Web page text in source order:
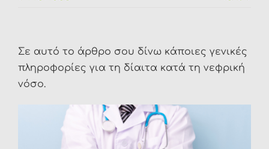
Σε αυτό το άρθρο σου δίνω κάποιες γενικές
πληροφορίες για τη δίαιτα κατά τη νεφρική
νόσο.